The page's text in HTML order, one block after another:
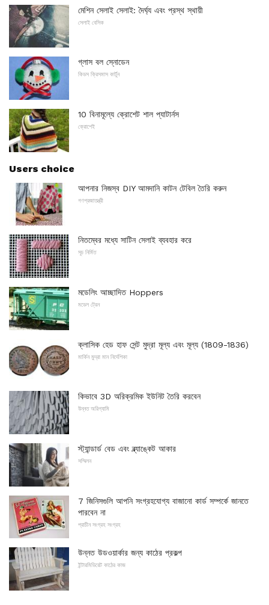
মেশিন সেলাই সেলাই: দৈর্ঘ্য এবং প্রস্থ স্থায়ী
সেলাই বেসিক
গ্লাস বল স্নোডেন
কিডস ক্রিসমাস কার্টুন
10 বিনামূল্যে ক্রোশেট শাল প্যাটার্নস
ক্রোশেই
Users choice
আপনার নিজস্ব DIY আমদানি কাটন টেবিল তৈরি করুন
গণপ্রজাতন্ত্রী
নিতম্বের মধ্যে সাটিন সেলাই ব্যবহার করে
সূচ নির্মিত
মডেলিং আচ্ছাদিত Hoppers
মডেল ট্রেন
ক্লাসিক হেড হাফ সেন্ট মুদ্রা মূল্য এবং মূল্য (1809-1836)
মার্কিন মুদ্রা মান নির্দেশিকা
কিভাবে 3D অরিক্রমিক ইউনিট তৈরি করবেন
উন্নত অরিগ্যামি
স্ট্যান্ডার্ড বেড এবং ব্ল্যাঙ্কেট আকার
সম্মিলন
7 জিনিসগুলি আপনি সংগ্রহযোগ্য বাজানো কার্ড সম্পর্কে জানতে
পারবেন না
প্রাচীন সংগ্রহ সংগ্রহ
উন্নত উডওয়ার্কার জন্য কাঠের প্রকল্প
ইন্টারমিডিয়েট কাঠের কাজ